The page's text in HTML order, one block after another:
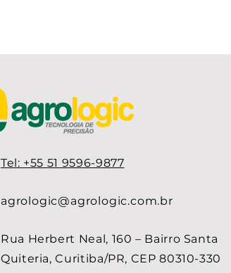
Tel: +55 51 9596-9877
agrologic@agrologic.com.br
Rua Herbert Neal, 160 – Bairro Santa
Quiteria, Curitiba/PR, CEP 80310-330